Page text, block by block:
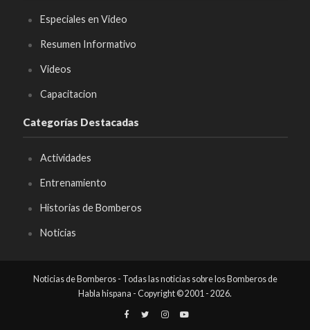
Especiales en Video
Resumen Informativo
Videos
Capacitacion
Categorías Destacadas
Actividades
Entrenamiento
Historias de Bomberos
Noticias
Noticias de Bomberos - Todas las noticias sobre los Bomberos de
Habla hispana - Copyright © 2001 - 2026.